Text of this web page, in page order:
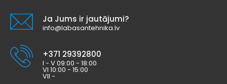
Ja Jums ir jautājumi?
info@labasantehnika.lv
+371 29392800
I - V 09:00 - 18:00
VI 10:00 - 15:00
VII -